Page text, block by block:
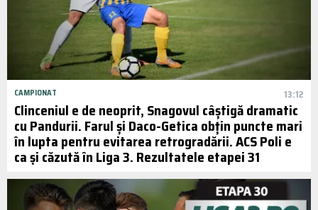
CAMPIONAT 13:12
Clinceniul e de neoprit, Snagovul câștigă dramatic
cu Pandurii. Farul și Daco-Getica obțin puncte mari
în lupta pentru evitarea retrogradării. ACS Poli e
ca și căzută în Liga 3. Rezultatele etapei 31